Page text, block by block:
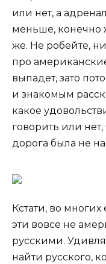
или нет, а
меньше, конечно
же. Не робейте,
про
выпадет, зато
и знакомым
какое
говорить или
дорога была не
Кстати, во
эти вовсе не
русскими.
найти русского,